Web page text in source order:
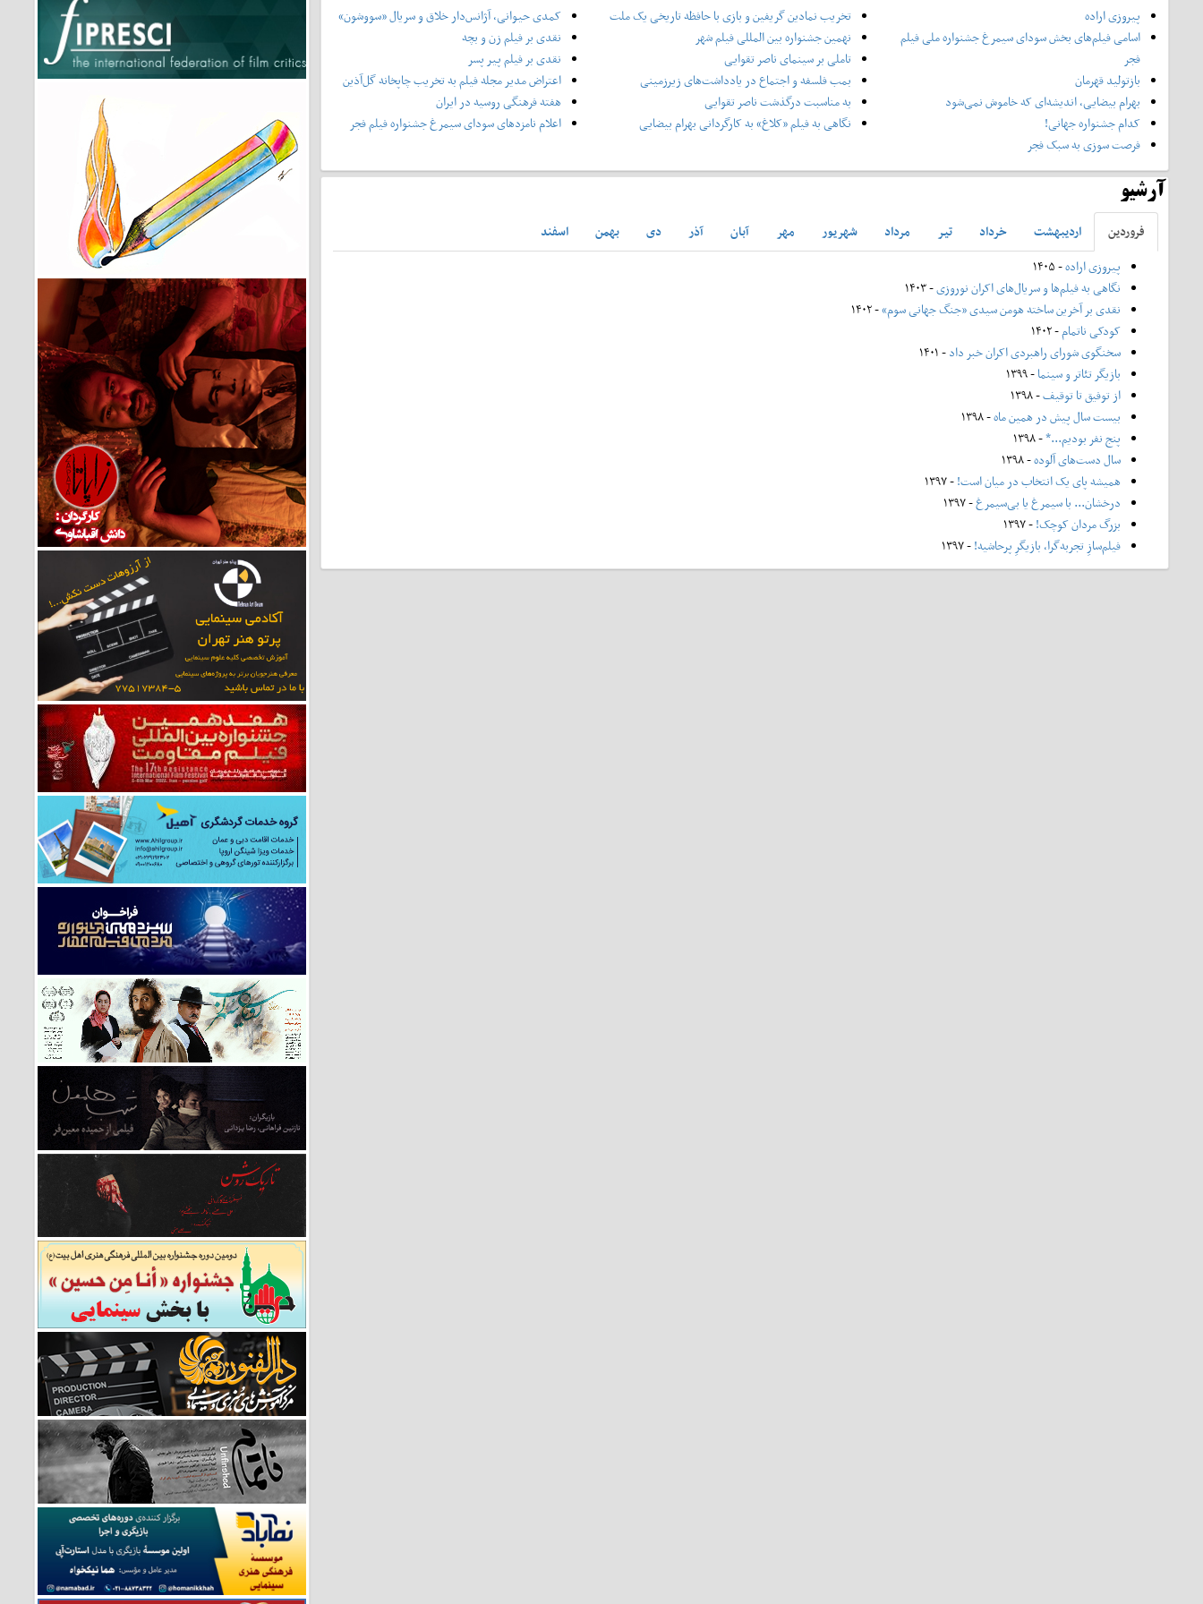
پیروزی اراده
اسامی فیلم‌های بخش سودای سیمرغ جشنواره‌ ملی فیلم
فجر
بازتولید قهرمان
بهرام بیضایی، اندیشه‌ای که خاموش نمی‌شود
کدام جشنواره جهانی!
فرصت سوزی به سبک فجر
تخریب نمادین گریفین و بازی با حافظه تاریخی یک ملت
نهمین جشنواره بین المللی فیلم شهر
تاملی بر سینمای ناصر تقوایی
بمب فلسفه و اجتماع در یادداشت‌های زیرزمینی
به مناسبت درگذشت ناصر تقوایی
نگاهی به فیلم «کلاغ» به کارگردانی بهرام بیضایی
کمدی حیوانی، آژانس‌دار خلاق و سریال «سووشون»
نقدی بر فیلم زن و بچه
نقدی بر فیلم پیر پسر
اعتراض مدیر مجله فیلم به تخریب چاپخانه گل‌آذین
هفته فرهنگی روسیه در ایران
اعلام نامزدهای سودای سیمرغ جشنواره فیلم فجر
آرشیو
فروردين ارديبهشت خرداد تير مرداد شهريور مهر آبان آذر دی بهمن
اسفند
پیروزی اراده- ۱۴۰۵
نگاهی به فیلم‌ها و سریال‌های اکران نوروزی- ۱۴۰۳
نقدی بر آخرین ساخته هومن سیدی «جنگ جهانی سوم»- ۱۴۰۲
کودکی ناتمام- ۱۴۰۲
سخنگوی شورای راهبردی اکران خبر داد- ۱۴۰۱
بازیگر تئاتر و سینما- ۱۳۹۹
از توفیق تا توقیف- ۱۳۹۸
بیست سال پیش در همین ماه- ۱۳۹۸
پنج نفر بودیم...*- ۱۳۹۸
سال دست‌های آلوده- ۱۳۹۸
همیشه پای یک انتخاب در میان است!- ۱۳۹۷
درخشان... با سیمرغ یا بی‌سیمرغ- ۱۳۹۷
بزرگ مردان کوچک!- ۱۳۹۷
فیلم‌سازِ تجربه‌گرا، بازیگرِ پرحاشیه!- ۱۳۹۷